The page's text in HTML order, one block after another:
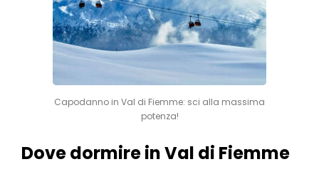
Capodanno in Val di Fiemme: sci alla massima
potenza!
Dove dormire in Val di Fiemme